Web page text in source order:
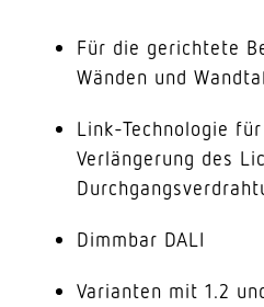
Für die gerichtete
Wänden und
Link-Technologie
Verlängerung des
Dimmbar DALI
Varianten mit 1.2